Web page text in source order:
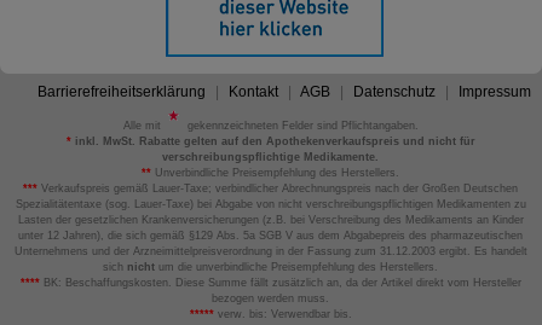
Barrierefreiheitserklärung Kontakt AGB Datenschutz Impressum
Alle mit
gekennzeichneten Felder sind Pflichtangaben.
*inkl. MwSt. Rabatte gelten auf den Apothekenverkaufspreis und nicht für
verschreibungspflichtige Medikamente.
** Unverbindliche Preisempfehlung des Herstellers.
*** Verkaufspreis gemäß Lauer-Taxe; verbindlicher Abrechnungspreis nach der Großen Deutschen
Spezialitätentaxe (sog. Lauer-Taxe) bei Abgabe von nicht verschreibungspflichtigen Medikamenten zu
Lasten der gesetzlichen Krankenversicherungen (z.B. bei Verschreibung des Medikaments an Kinder
unter 12 Jahren), die sich gemäß §129 Abs. 5a SGB V aus dem Abgabepreis des pharmazeutischen
Unternehmens und der Arzneimittelpreisverordnung in der Fassung zum 31.12.2003 ergibt. Es handelt
sich nicht um die unverbindliche Preisempfehlung des Herstellers.
****BK: Beschaffungskosten. Diese Summe fällt zusätzlich an, da der Artikel direkt vom Hersteller
bezogen werden muss.
*****verw. bis: Verwendbar bis.